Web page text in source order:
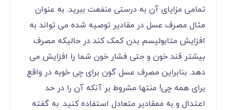
تمامی مزایای آن به درستی منفعت ببرید. به عنوان
مثال مصرف عسل در مقادیر توصیه شده می تواند به
افزایش متابولیسم بدن کمک کند در حالیکه مصرف
بیشتر قند خون و حتی فشار خون شما را افزایش می
دهد. بنابراین مصرف عسل گون برای چی خوبه در واقع
برای همه چی! منتها مشروط بر آنکه آن را در حد
اعتدال و به ممقادیر متعادل استفاده کنید. به گفته